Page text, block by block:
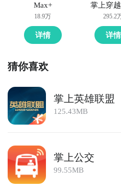
Max+
18.9万
详情
掌上穿
295.2
详情
猜你喜欢
掌上英雄联盟
125.43MB
掌上公交
99.55MB